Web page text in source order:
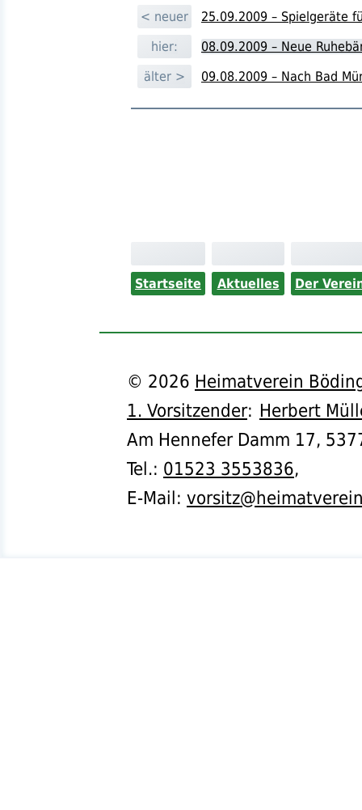
< neuer
25.09.2009 – Spielgeräte
hier:
08.09.2009 – Neue
älter >
09.08.2009 – Nach Bad
Startseite Aktuelles Der
© 2026 Heimatverein
1. Vorsitzender: Herbert
Am Hennefer Damm 17,
Tel.: 01523 3553836,
E-Mail: